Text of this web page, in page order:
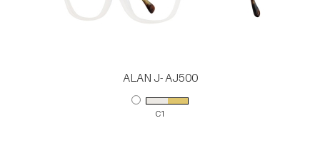
ALAN J- AJ500
C1